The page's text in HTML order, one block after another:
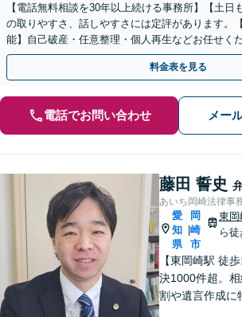
【電話無料相談を30年以上続ける事務所】【土日
の取りやすさ、話しやすさには定評があります。
能】自己破産・任意整理・個人再生などお任せく
めざします。法人の破産問題も対応可
料金表を見る
電話でお問い合わせ メー
藤田 誓史
あいち岡崎法律事
愛
知
県
岡
崎
市
東岡
ら
【東岡崎駅 徒
決1000件超。
割や遺言作成に